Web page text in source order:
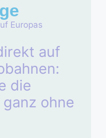
auf
die
ohne